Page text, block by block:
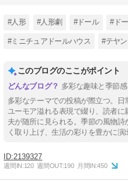
#人形 #人形劇 #ドール #ド
#ミニチュアドールハウス #テヤ
このブログのここがポイント
多彩な趣味と季節
多彩なテーマでの投稿が際立つ。
ユーモア溢れる表現で綴り、読者
夫が随所に見られる。季節の風物
く取り上げ、生活の彩りを豊かに演
2139327
週間IN:120 週間OUT:190 月間IN:450